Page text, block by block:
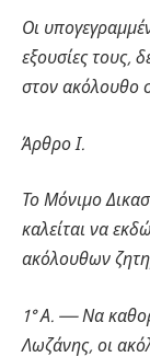
Οι
εξουσίες τους,
στον ακόλουθο
Άρθρο Ι.
Το Μόνιμο
καλείται να
ακόλουθων
1° Α. — Να
Λωζάνης, οι